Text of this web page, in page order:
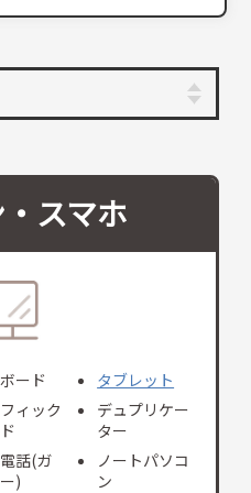
スマホ
ード
ィック
話(ガ
)
タブレット
デュプリケー
ター
ノートパソコ
ン